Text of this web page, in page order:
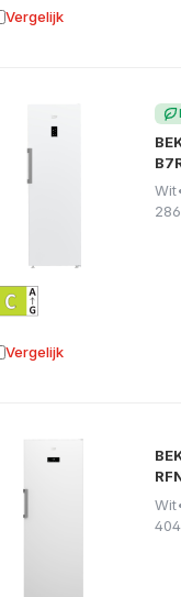
Vergelijk aan vergelijking
Wit
Vergelijk aan vergelijking
Wit